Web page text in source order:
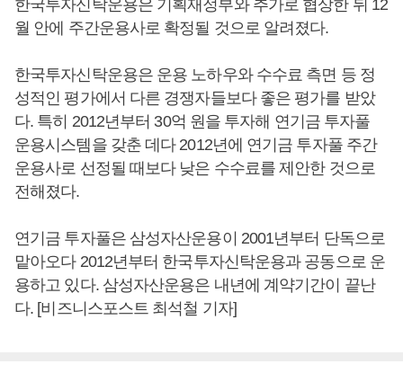
한국투자신탁운용은 기획재정부와 추가로 협상한 뒤 12
월 안에 주간운용사로 확정될 것으로 알려졌다.
한국투자신탁운용은 운용 노하우와 수수료 측면 등 정
성적인 평가에서 다른 경쟁자들보다 좋은 평가를 받았
다. 특히 2012년부터 30억 원을 투자해 연기금 투자풀
운용시스템을 갖춘 데다 2012년에 연기금 투자풀 주간
운용사로 선정될 때보다 낮은 수수료를 제안한 것으로
전해졌다.
연기금 투자풀은 삼성자산운용이 2001년부터 단독으로
맡아오다 2012년부터 한국투자신탁운용과 공동으로 운
용하고 있다. 삼성자산운용은 내년에 계약기간이 끝난
다. [비즈니스포스트 최석철 기자]